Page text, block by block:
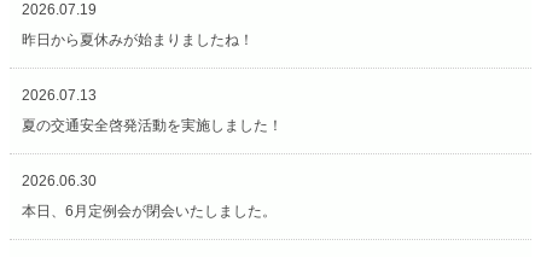
2026.07.19
昨日から夏休みが始まりましたね！
2026.07.13
夏の交通安全啓発活動を実施しました！
2026.06.30
本日、6月定例会が閉会いたしました。